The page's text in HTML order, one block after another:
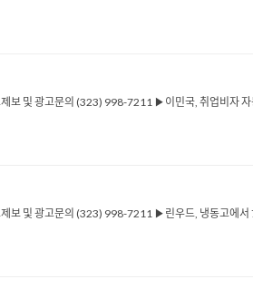
보 및 광고문의 (323) 998-7211 ▶이민국, 취업비자
및 광고문의 (323) 998-7211 ▶린우드, 냉동고에서